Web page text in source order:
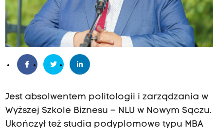
Jest absolwentem politologii i zarządzania w
Wyższej Szkole Biznesu – NLU w Nowym Sączu.
Ukończył też studia podyplomowe typu MBA